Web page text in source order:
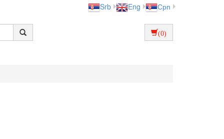
Srb Eng Срп
(0)